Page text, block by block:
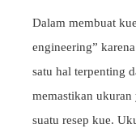
Dalam membuat
engineering”
satu hal terpenting
memastikan
suatu resep kue.